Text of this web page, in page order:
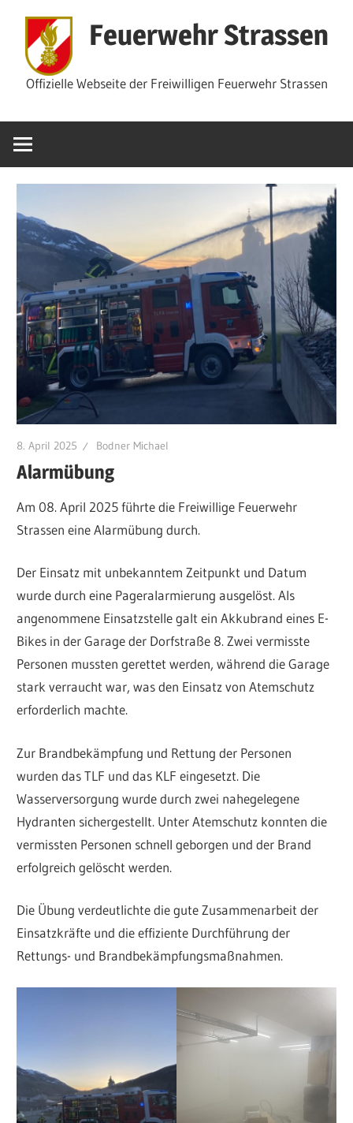
springen
Feuerwehr Strassen
Offizielle Webseite der Freiwilligen Feuerwehr Strassen
8. April 2025 Bodner Michael
Alarmübung
Am 08. April 2025 führte die Freiwillige Feuerwehr
Strassen eine Alarmübung durch.
Der Einsatz mit unbekanntem Zeitpunkt und Datum
wurde durch eine Pageralarmierung ausgelöst. Als
angenommene Einsatzstelle galt ein Akkubrand eines E-
Bikes in der Garage der Dorfstraße 8. Zwei vermisste
Personen mussten gerettet werden, während die Garage
stark verraucht war, was den Einsatz von Atemschutz
erforderlich machte.
Zur Brandbekämpfung und Rettung der Personen
wurden das TLF und das KLF eingesetzt. Die
Wasserversorgung wurde durch zwei nahegelegene
Hydranten sichergestellt. Unter Atemschutz konnten die
vermissten Personen schnell geborgen und der Brand
erfolgreich gelöscht werden.
Die Übung verdeutlichte die gute Zusammenarbeit der
Einsatzkräfte und die effiziente Durchführung der
Rettungs- und Brandbekämpfungsmaßnahmen.